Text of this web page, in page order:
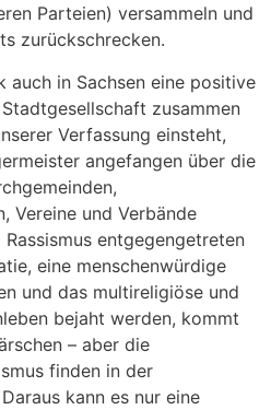
Parteien) versammeln und
zurückschrecken.
auch in Sachsen eine positive
zusammen
Verfassung einsteht,
angefangen über die
Vereine und Verbände
entgegengetreten
eine menschenwürdige
und das multireligiöse und
bejaht werden, kommt
– aber die
finden in der
kann es nur eine